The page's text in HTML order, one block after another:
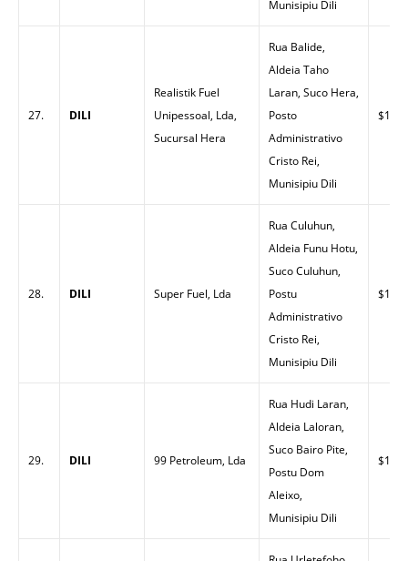
Munisipiu Dili
27. DILI
Realistik Fuel
Unipessoal, Lda,
Sucursal Hera
Rua Balide,
Aldeia Taho
Laran, Suco Hera,
Posto
Administrativo
Cristo Rei,
Munisipiu Dili
$1.47
28. DILI Super Fuel, Lda
Rua Culuhun,
Aldeia Funu Hotu,
Suco Culuhun,
Postu
Administrativo
Cristo Rei,
Munisipiu Dili
$1.49
29. DILI 99 Petroleum, Lda
Rua Hudi Laran,
Aldeia Laloran,
Suco Bairo Pite,
Postu Dom
Aleixo,
Munisipiu Dili
$1.49